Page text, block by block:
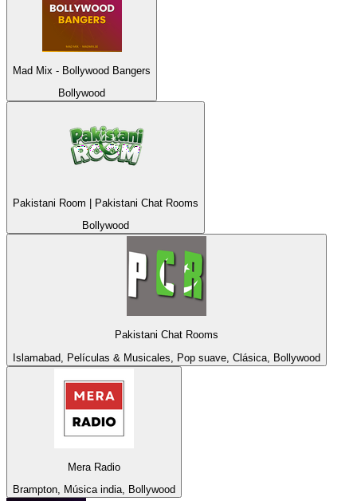
Mad Mix - Bollywood Bangers
Bollywood
Pakistani Room | Pakistani Chat Rooms
Bollywood
Pakistani Chat Rooms
Islamabad, Películas & Musicales, Pop suave, Clásica, Bollywood
Mera Radio
Brampton, Música india, Bollywood